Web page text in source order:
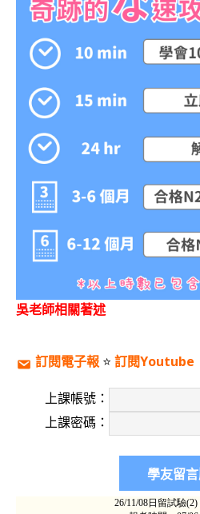
詳細鏈結
吳老師相關著述
訂閱電子報 ⭐️ 訂閱Youtube
上課帳號：
上課密碼：